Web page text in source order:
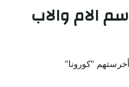
الام والاب
“كورونا”